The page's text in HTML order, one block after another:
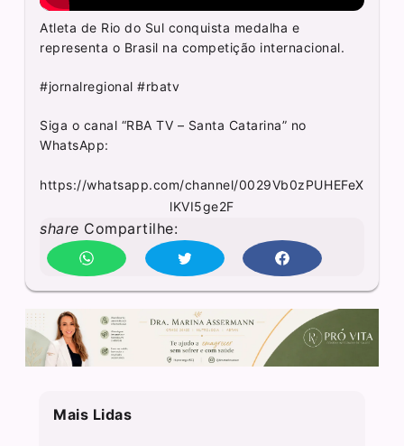
Atleta de Rio do Sul conquista medalha e
representa o Brasil na competição internacional.
#jornalregional #rbatv
Siga o canal “RBA TV – Santa Catarina” no
WhatsApp:
https://whatsapp.com/channel/0029Vb0zPUHEFeX
lKVI5ge2F
share Compartilhe:
Mais Lidas